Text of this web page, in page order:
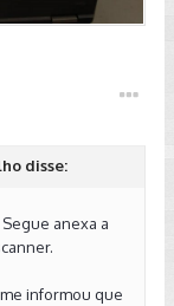
disse:
anexa a
informou que